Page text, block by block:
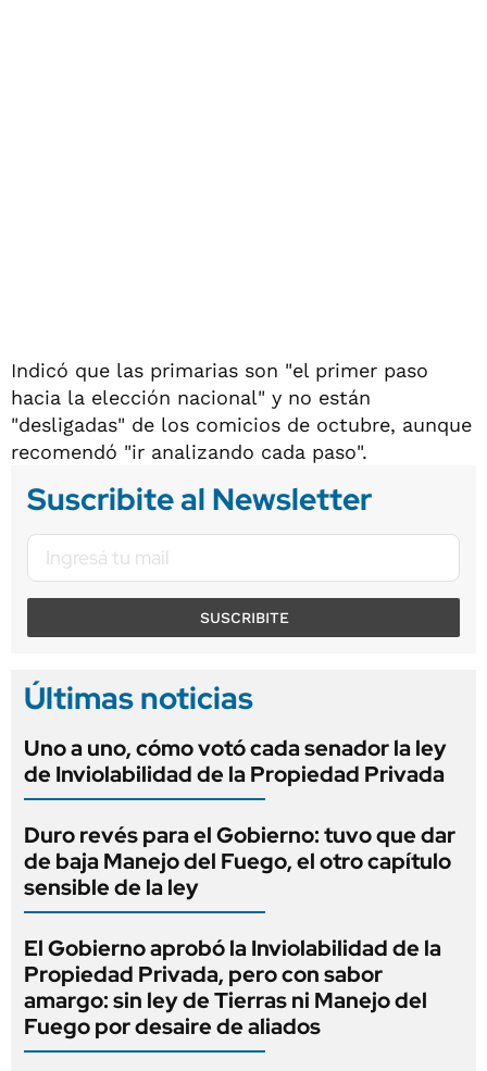
Indicó que las primarias son "el primer paso
hacia la elección nacional" y no están
"desligadas" de los comicios de octubre, aunque
recomendó "ir analizando cada paso".
Suscribite al Newsletter
SUSCRIBITE
Últimas noticias
Uno a uno, cómo votó cada senador la ley
de Inviolabilidad de la Propiedad Privada
Duro revés para el Gobierno: tuvo que dar
de baja Manejo del Fuego, el otro capítulo
sensible de la ley
El Gobierno aprobó la Inviolabilidad de la
Propiedad Privada, pero con sabor
amargo: sin ley de Tierras ni Manejo del
Fuego por desaire de aliados